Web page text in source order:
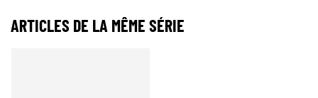
ARTICLES DE LA MÊME SÉRIE